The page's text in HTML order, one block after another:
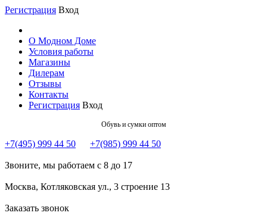
Регистрация Вход
О Модном Доме
Условия работы
Магазины
Дилерам
Отзывы
Контакты
Регистрация Вход
Обувь и сумки оптом
+7(495) 999 44 50 +7(985) 999 44 50
Звоните, мы работаем с 8 до 17
Москва, Котляковская ул., 3 строение 13
Заказать звонок